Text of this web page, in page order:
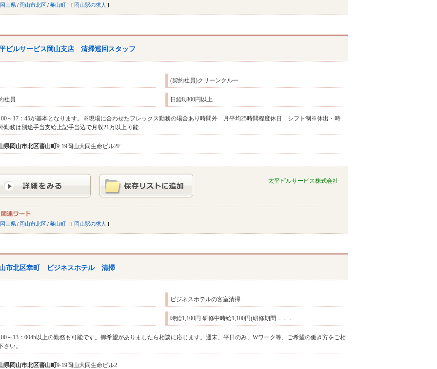
岡山県/ 岡山市北区/蕃山町 岡山駅の求人
ビルサービス岡山支店 清掃巡回スタッフ
(契約社員)クリーンクルー
社員 日給8,800円以上
00～17：45が基本となります。※現場に合わせたフレックス勤務の場合あり時間外 月平均25時間程度休日 シフト制※休出・時
勤務は別途手当支給上記手当込で月収21万以上可能
県岡山市北区蕃山町9-19岡山大同生命ビル2F
太平ビルサービス株式会社
岡山県/ 岡山市北区/蕃山町 岡山駅の求人
市北区幸町 ビジネスホテル 清掃
ビジネスホテルの客室清掃
時給1,100円 研修中時給1,100円(研修期間．．．
00～13：004h以上の勤務も可能です。御希望がありましたら相談に応じます。週末、平日のみ、Wワーク等、ご希望の働き方をご相
さい。
県岡山市北区蕃山町9-19岡山大同生命ビル2